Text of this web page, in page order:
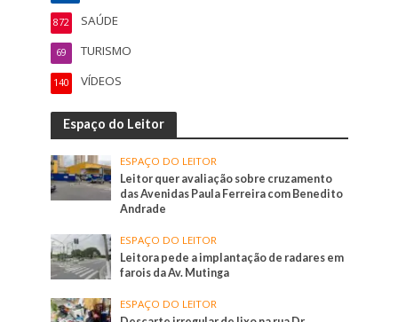
SAÚDE
872
TURISMO
69
VÍDEOS
140
Espaço do Leitor
ESPAÇO DO LEITOR
Leitor quer avaliação sobre cruzamento
das Avenidas Paula Ferreira com Benedito
Andrade
ESPAÇO DO LEITOR
Leitora pede a implantação de radares em
farois da Av. Mutinga
ESPAÇO DO LEITOR